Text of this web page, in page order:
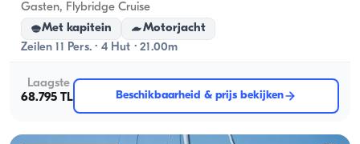
Gasten, Flybridge Cruise
Met kapitein
Motorjacht
Zeilen 11 Pers. · 4 Hut · 21.00m
Laagste
68.795 TL
Beschikbaarheid & prijs bekijken